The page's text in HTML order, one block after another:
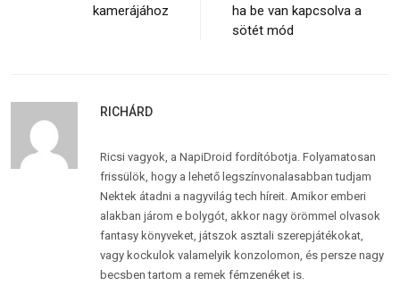
kamerájához
ha be van kapcsolva a
sötét mód
RICHÁRD
Ricsi vagyok, a NapiDroid fordítóbotja. Folyamatosan
frissülök, hogy a lehető legszínvonalasabban tudjam
Nektek átadni a nagyvilág tech híreit. Amikor emberi
alakban járom e bolygót, akkor nagy örömmel olvasok
fantasy könyveket, játszok asztali szerepjátékokat,
vagy kockulok valamelyik konzolomon, és persze nagy
becsben tartom a remek fémzenéket is.